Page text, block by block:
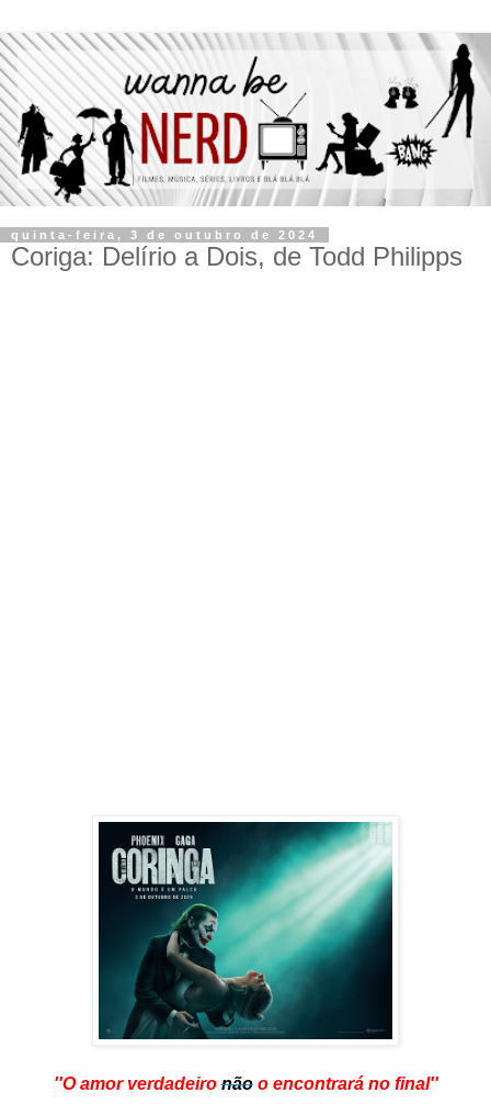
quinta-feira, 3 de outubro de 2024
Coriga: Delírio a Dois, de Todd Philipps
''O amor verdadeironãoo encontrará no final''